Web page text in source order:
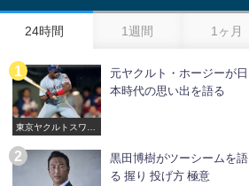
24時間 1週間 1ヶ月
東京ヤクルトスワロ
元ヤクルト・ホージーが日
本時代の思い出を語る
黒田博樹がツーシームを語
る 握り 投げ方 極意